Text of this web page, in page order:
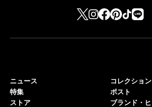
ニュース
特集
ストア
コレクション
ポスト
ブランド・ヒ